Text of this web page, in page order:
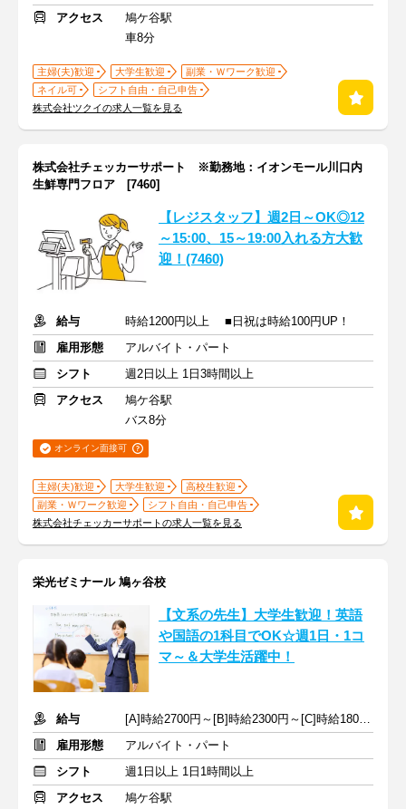
アクセス
鳩ケ谷駅
車8分
主婦(夫)歓迎 大学生歓迎
副業・Ｗワーク歓迎
ネイル可
シフト自由・自己申告
株式会社ツクイの求人一覧を見る
株式会社チェッカーサポート ※勤務地：イオンモール川口内
生鮮専門フロア [7460]
【レジスタッフ】週2日～OK◎12
～15:00、15～19:00入れる方大歓
迎！(7460)
給与
時給1200円以上 ■日祝は時給100円UP！
雇用形態
アルバイト・パート
シフト
週2日以上 1日3時間以上
アクセス
鳩ケ谷駅
バス8分
オンライン面接可
主婦(夫)歓迎 大学生歓迎
高校生歓迎
副業・Ｗワーク歓迎
シフト自由・自己申告
株式会社チェッカーサポートの求人一覧を見る
栄光ゼミナール 鳩ヶ谷校
【文系の先生】大学生歓迎！英語
や国語の1科目でOK☆週1日・1コ
マ～＆大学生活躍中！
給与
[A]時給2700円～[B]時給2300円～[C]時給1800円～ ※手当含む
雇用形態
アルバイト・パート
シフト
週1日以上 1日1時間以上
アクセス
鳩ケ谷駅